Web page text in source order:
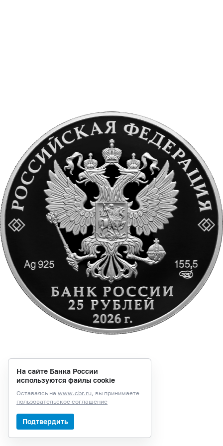
На сайте Банка России
используются файлы cookie
Оставаясь на www.cbr.ru, вы принимаете
пользовательское соглашение
Подтвердить